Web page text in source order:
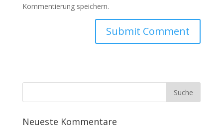
Kommentierung speichern.
Neueste Kommentare